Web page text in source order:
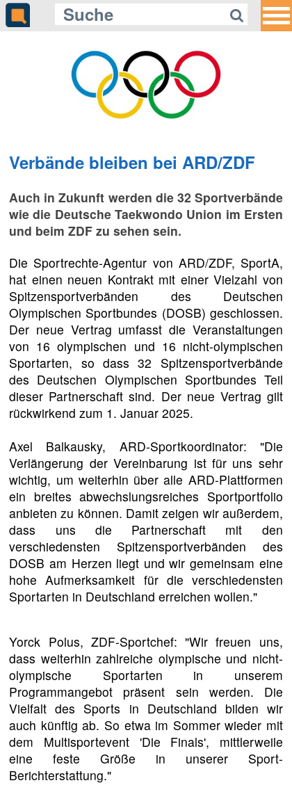
Verbände bleiben bei ARD/ZDF
Auch in Zukunft werden die 32 Sportverbände
wie die Deutsche Taekwondo Union im Ersten
und beim ZDF zu sehen sein.
Die Sportrechte-Agentur von ARD/ZDF, SportA,
hat einen neuen Kontrakt mit einer Vielzahl von
Spitzensportverbänden des Deutschen
Olympischen Sportbundes (DOSB) geschlossen.
Der neue Vertrag umfasst die Veranstaltungen
von 16 olympischen und 16 nicht-olympischen
Sportarten, so dass 32 Spitzensportverbände
des Deutschen Olympischen Sportbundes Teil
dieser Partnerschaft sind. Der neue Vertrag gilt
rückwirkend zum 1. Januar 2025.
Axel Balkausky, ARD-Sportkoordinator: "Die
Verlängerung der Vereinbarung ist für uns sehr
wichtig, um weiterhin über alle ARD-Plattformen
ein breites abwechslungsreiches Sportportfolio
anbieten zu können. Damit zeigen wir außerdem,
dass uns die Partnerschaft mit den
verschiedensten Spitzensportverbänden des
DOSB am Herzen liegt und wir gemeinsam eine
hohe Aufmerksamkeit für die verschiedensten
Sportarten in Deutschland erreichen wollen."
Yorck Polus, ZDF-Sportchef: "Wir freuen uns,
dass weiterhin zahlreiche olympische und nicht-
olympische Sportarten in unserem
Programmangebot präsent sein werden. Die
Vielfalt des Sports in Deutschland bilden wir
auch künftig ab. So etwa im Sommer wieder mit
dem Multisportevent 'Die Finals', mittlerweile
eine feste Größe in unserer Sport-
Berichterstattung."